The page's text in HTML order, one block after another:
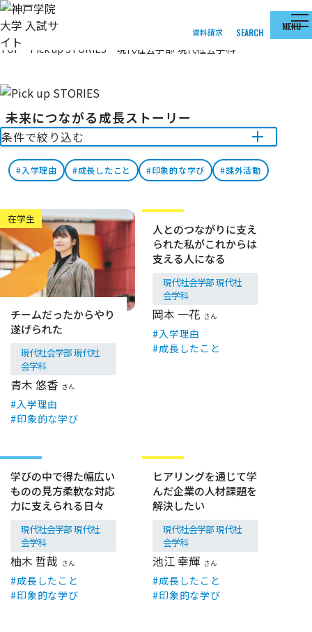
本文へ移動
資料請求 SEARCH
MENU
TOP Pick up STORIES 現代社会学部 現代社会学科
未来につながる成長ストーリー
条件で絞り込む
入学理由 成長したこと 印象的な学び 課外活動
在学生
チームだったからやり
遂げられた
現代社会学部 現代社
会学科
青木 悠香 さん
入学理由
印象的な学び
人とのつながりに支え
られた私がこれからは
支える人になる
現代社会学部 現代社
会学科
岡本 一花 さん
入学理由
成長したこと
学びの中で得た幅広い
ものの見方柔軟な対応
力に支えられる日々
現代社会学部 現代社
会学科
柚木 哲哉 さん
成長したこと
印象的な学び
ヒアリングを通じて学
んだ企業の人材課題を
解決したい
現代社会学部 現代社
会学科
池江 幸輝 さん
成長したこと
印象的な学び